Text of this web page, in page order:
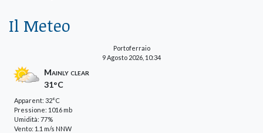
Il Meteo
Portoferraio
9 Agosto 2026, 10:34
Mainly clear
31°C
Apparent: 32°C
Pressione: 1016 mb
Umidità: 77%
Vento: 1.1 m/s NNW